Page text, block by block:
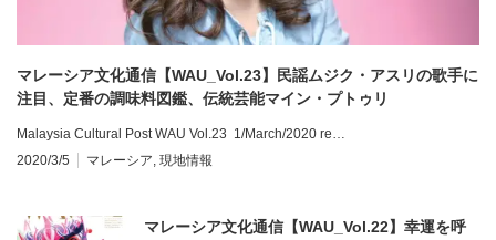
マレーシア文化通信【WAU_Vol.23】民謡ムジク・アスリの歌手に
注目、定番の調味料図鑑、伝統芸能マイン・プトゥリ
Malaysia Cultural Post WAU Vol.23 1/March/2020 re…
2020/3/5
マレーシア, 現地情報
マレーシア文化通信【WAU_Vol.22】幸運を呼